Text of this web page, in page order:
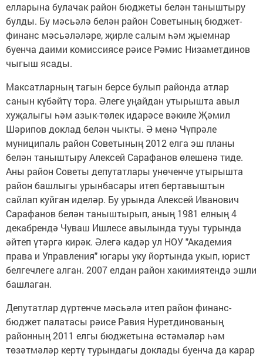
елларына булачак район бюджеты белән таныштыру
булды. Бу мәсьәлә белән район Советының бюджет-
финанс мәсьәләләре, җирле салым һәм җыемнар
буенча даими комиссиясе рәисе Рәмис Низаметдинов
чыгыш ясады.
Максатларның тагын берсе булып районда атлар
санын күбәйтү тора. Әлеге уңайдан утырышта авыл
хуҗалыгы һәм азык-төлек идарәсе вәкиле Җәмил
Шәрипов доклад белән чыкты. Ә менә Чүпрәле
муниципаль район Советының 2012 елга эш планы
белән таныштыру Алексей Сарафанов өлешенә тиде.
Аны район Советы депутатлары унөченче утырышта
район башлыгы урынбасары итеп бертавыштын
сайлап куйган иделәр. Бу урында Алексей Иванович
Сарафанов белән таныштырып, аның 1981 елның 4
декабрендә Чуваш Ишлесе авылында тууы турында
әйтеп үтәргә кирәк. Әлегә кадәр ул НОУ "Академия
права и Управления" югары уку йортында укып, юрист
белгечлеге алган. 2007 елдан район хакимиятендә эшли
башлаган.
Депутатлар дүртенче мәсьәлә итеп район финанс-
бюджет палатасы рәисе Равия Нуретдинованың
районның 2011 елгы бюджетына өстәмәләр һәм
төзәтмәләр кертү турындагы доклады буенча да карар